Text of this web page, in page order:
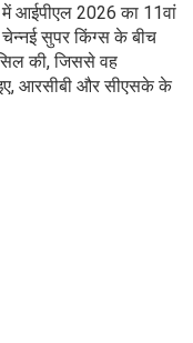
में आईपीएल 2026 का 11वां
सुपर किंग्स के बीच
की, जिससे वह
आरसीबी और सीएसके के